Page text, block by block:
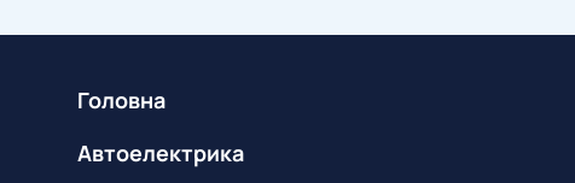
Головна
Автоелектрика